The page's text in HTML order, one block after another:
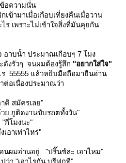
ข้อความนั่น
เข้ามาเมื่อเกือบเที่ยงคืนเมื่อวาน
ร เพราะไม่เข้าใจสิ่งที่มันคุยกัน
อาบน้ำ ประมาณเกือบๆ 7 โมง
ดังรัวๆ จนผมต้องรู้สึก "อยากใส่ใจ"
55555 แล้วหยิบมือถือมายืนอ่าน
ต่อเนื่องประมาณว่า
าดิ สมัครเลย"
ย กูติดงานขับรถตทั้งวัน"
"กี่โมงนะ"
เอาเท่าไหร่"
นผมอ่านอยู่
"ปริ๊นซ์ละ เอาไหม"
ว่า "เอาไรกัน บรีฟกุที"